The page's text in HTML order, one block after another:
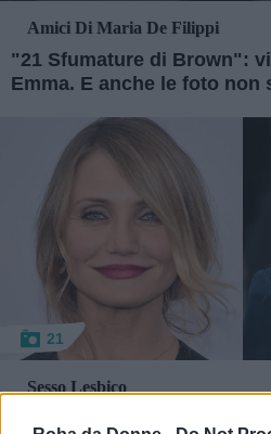
Amici Di Maria De Filippi
"21 Sfumature di Brown":
Emma. E anche le foto non
21
Sesso Lesbico
Le 20 star lesbiche o